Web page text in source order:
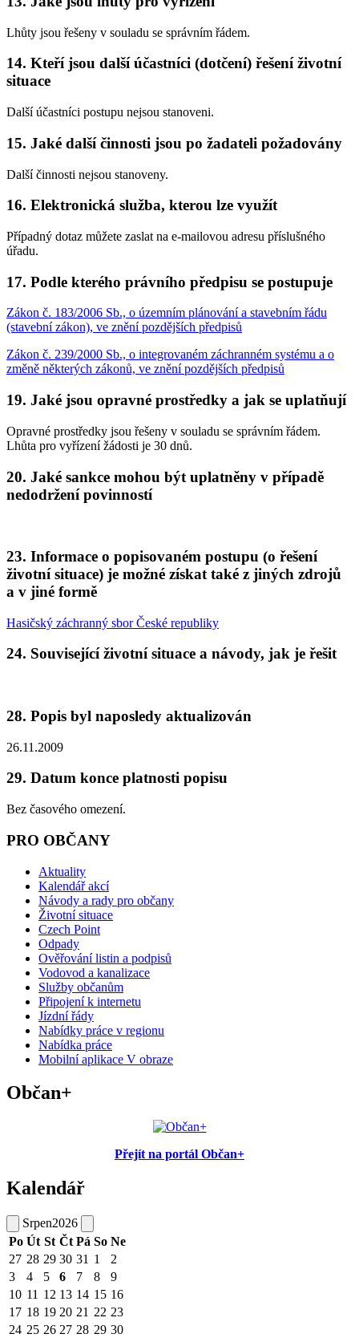
Lhůty jsou řešeny v souladu se správním řádem.
14. Kteří jsou další účastníci (dotčení) řešení životní
situace
Další účastníci postupu nejsou stanoveni.
15. Jaké další činnosti jsou po žadateli požadovány
Další činnosti nejsou stanoveny.
16. Elektronická služba, kterou lze využít
Případný dotaz můžete zaslat na e-mailovou adresu příslušného
úřadu.
17. Podle kterého právního předpisu se postupuje
Zákon č. 183/2006 Sb., o územním plánování a stavebním řádu
(stavební zákon), ve znění pozdějších předpisů
Zákon č. 239/2000 Sb., o integrovaném záchranném systému a o
změně některých zákonů, ve znění pozdějších předpisů
19. Jaké jsou opravné prostředky a jak se uplatňují
Opravné prostředky jsou řešeny v souladu se správním řádem.
Lhůta pro vyřízení žádosti je 30 dnů.
20. Jaké sankce mohou být uplatněny v případě
nedodržení povinností
23. Informace o popisovaném postupu (o řešení
životní situace) je možné získat také z jiných zdrojů
a v jiné formě
Hasičský záchranný sbor České republiky
24. Související životní situace a návody, jak je řešit
28. Popis byl naposledy aktualizován
26.11.2009
29. Datum konce platnosti popisu
Bez časového omezení.
PRO OBČANY
Aktuality
Kalendář akcí
Návody a rady pro občany
Životní situace
Czech Point
Odpady
Ověřování listin a podpisů
Vodovod a kanalizace
Služby občanům
Připojení k internetu
Jízdní řády
Nabídky práce v regionu
Nabídka práce
Mobilní aplikace V obraze
Občan+
Přejít na portál Občan+
Kalendář
Srpen2026
Po Út St Čt Pá So Ne
27 28 29 30 31 1
2
3
4 5 6 7 8
9
10 11 12 13 14 15 16
17 18 19 20 21 22 23
24 25 26 27 28 29 30